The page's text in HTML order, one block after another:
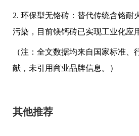
2. 环保型无铬砖：替代传统含铬耐
污染，目前镁钙砖已实现工业化应
（注：全文数据均来自国家标准、
献，未引用商业品牌信息。）
其他推荐